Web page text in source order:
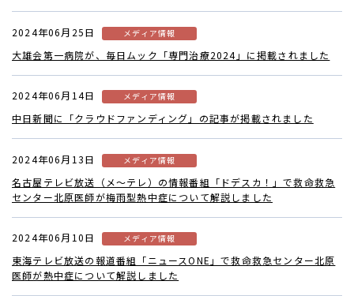
2024年06月25日 メディア情報
大雄会第一病院が、毎日ムック「専門治療2024」に掲載されました
2024年06月14日 メディア情報
中日新聞に「クラウドファンディング」の記事が掲載されました
2024年06月13日 メディア情報
名古屋テレビ放送（メ～テレ）の情報番組「ドデスカ！」で救命救急
センター北原医師が梅雨型熱中症について解説しました
2024年06月10日 メディア情報
東海テレビ放送の報道番組「ニュースONE」で救命救急センター北原
医師が熱中症について解説しました